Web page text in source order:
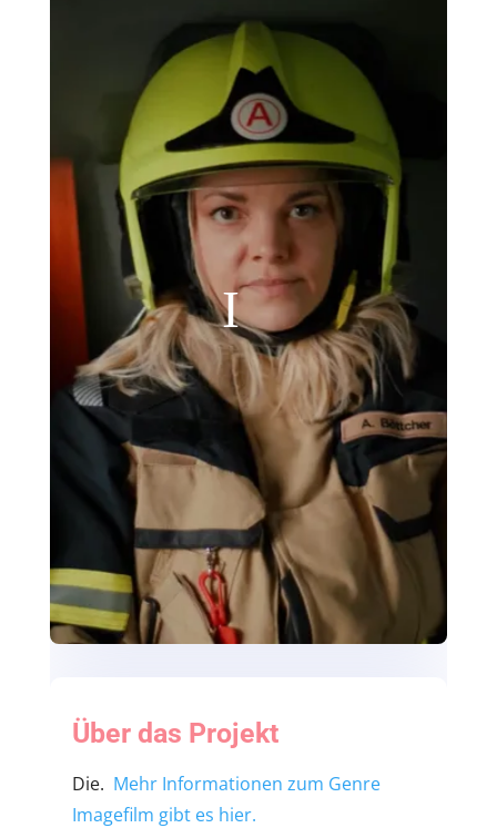
Über das Projekt
Die. Mehr Informationen zum Genre
Imagefilm gibt es hier.